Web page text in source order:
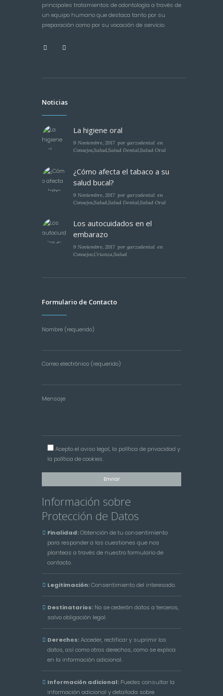
principales tratamientos de odontología a través de
un equipo humano que destaca tanto por su
preparación como por su vocación de servicio.
Noticias
La higiene oral
9 Noviembre, 2017 porgarzodental en
Consejos,Salud,Salud Dental,Salud Oral
¿Cómo afecta el tabaco a su
salud bucal?
9 Noviembre, 2017 porgarzodental en
Consejos,Salud,Salud Dental,Salud Oral
Los autocuidados en el
embarazo
9 Noviembre, 2017 porgarzodental en
Consejos,Crianza,Salud
Formulario de Contacto
Nombre (requerido)
Correo electrónico (requerido)
Mensaje
Acepto elaviso legal, la política de privacidad y
la política de cookies.
Información sobre
Protección de Datos
Finalidad:Obtención de tu consentimiento
para responder a las cuestiones que nos
planteas a través de nuestro formulario de
contacto.
Legitimación:Consentimiento del interesado.
Destinatarios: No se cederán datos a terceros,
salvo obligación legal.
Derechos:Acceder, rectificar y suprimir los
datos, así como otros derechos, como se explica
en la información adicional.
Información adicional: Puedes consultar la
información adicional y detallada sobre